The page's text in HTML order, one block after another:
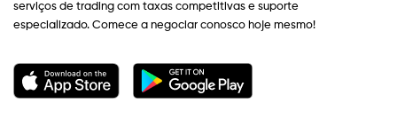
serviços de trading com taxas competitivas e suporte
especializado. Comece a negociar conosco hoje mesmo!